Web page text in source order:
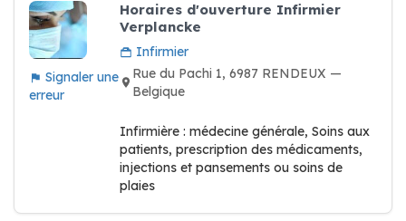
Signaler une
erreur
Horaires d'ouverture Infirmier
Verplancke
Infirmier
Rue du Pachi 1, 6987 RENDEUX —
Belgique
Infirmière : médecine générale, Soins aux
patients, prescription des médicaments,
injections et pansements ou soins de
plaies